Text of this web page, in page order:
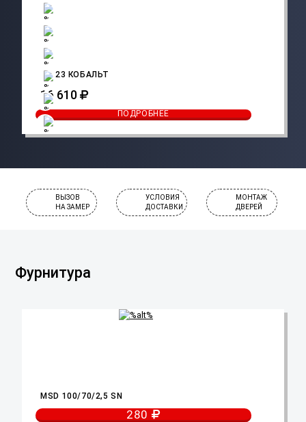
CO 23 КОБАЛЬТ
16 610
ПОДРОБНЕЕ
ВЫЗОВ
НА ЗАМЕР
УСЛОВИЯ
ДОСТАВКИ
МОНТАЖ
ДВЕРЕЙ
Фурнитура
MSD 100/70/2,5 SN
280